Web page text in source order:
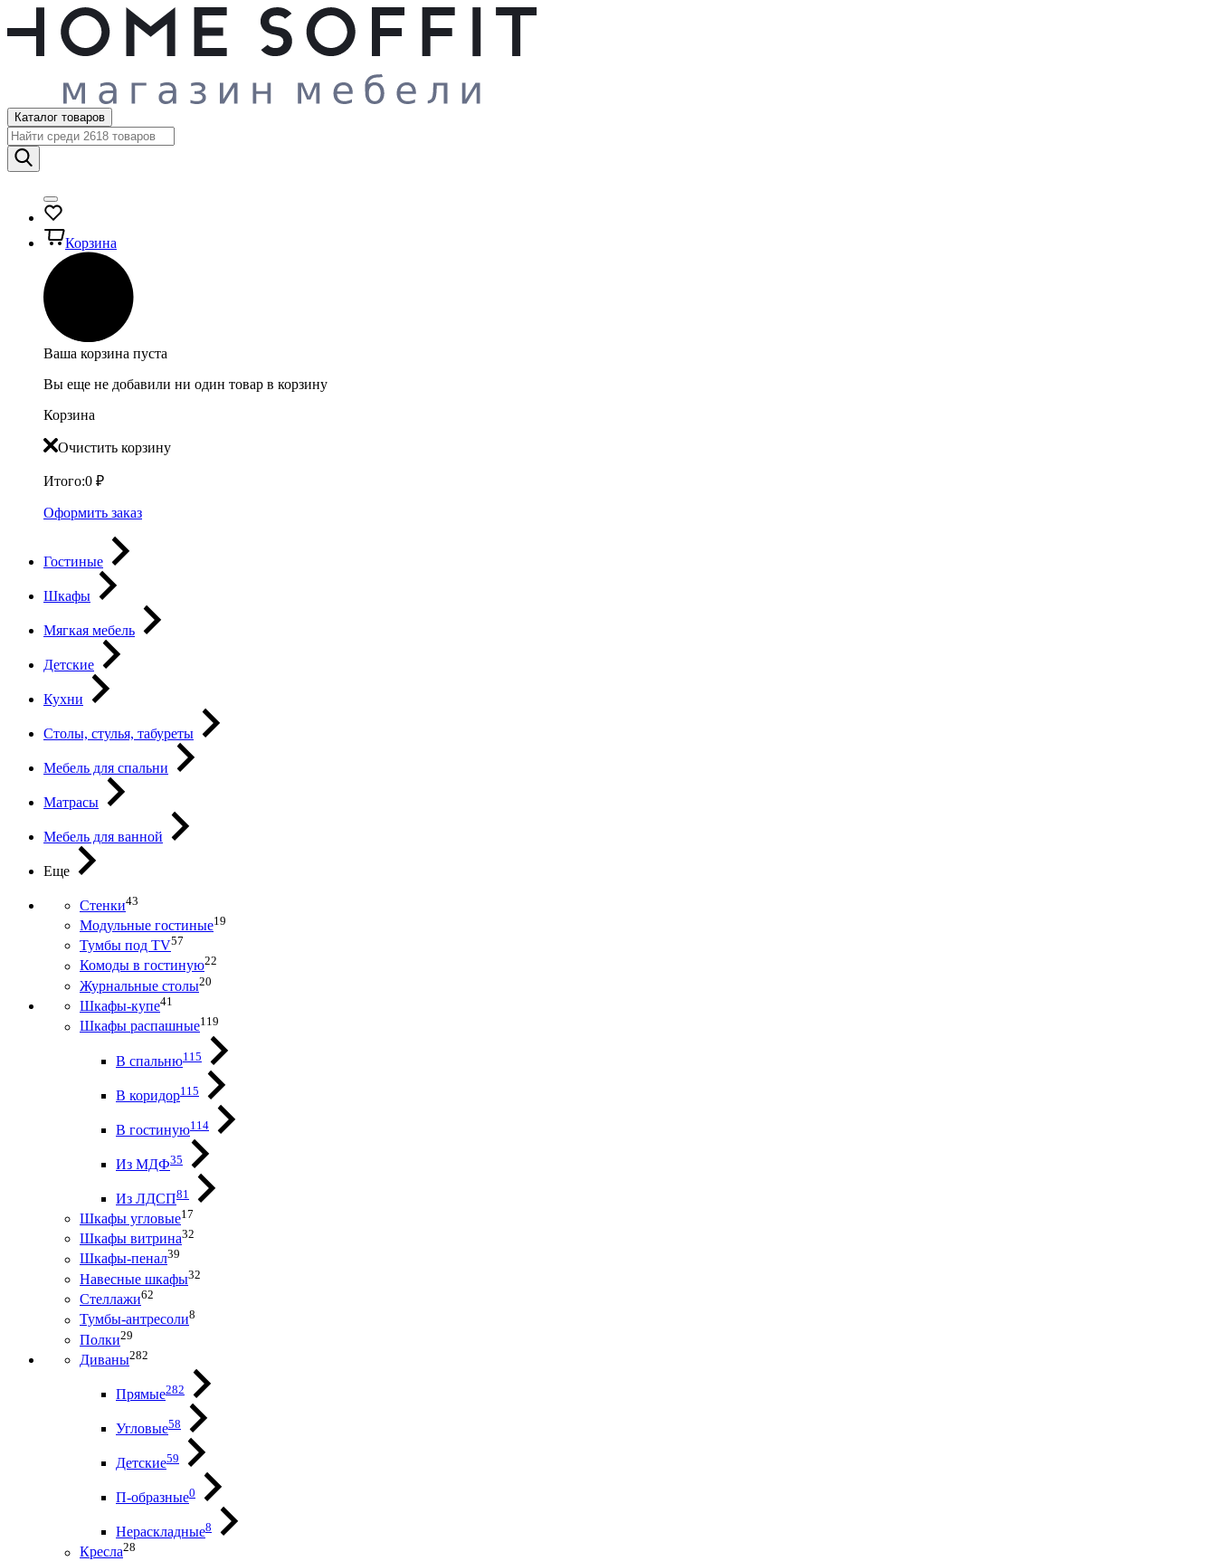
Каталог товаров
Корзина
Ваша корзина пуста
Вы еще не добавили ни один товар в корзину
Корзина
Очистить корзину
Итого:0 ₽
Оформить заказ
Гостиные
Шкафы
Мягкая мебель
Детские
Кухни
Столы, стулья, табуреты
Мебель для спальни
Матрасы
Мебель для ванной
Еще
Стенки43
Модульные гостиные19
Тумбы под ТV57
Комоды в гостиную22
Журнальные столы20
Шкафы-купе41
Шкафы распашные119
В спальню115
В коридор115
В гостиную114
Из МДФ35
Из ЛДСП81
Шкафы угловые17
Шкафы витрина32
Шкафы-пенал39
Навесные шкафы32
Стеллажи62
Тумбы-антресоли8
Полки29
Диваны282
Прямые282
Угловые58
Детские59
П-образные0
Нераскладные8
Кресла28